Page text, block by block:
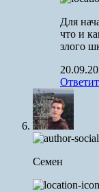
Для
что и
злого
Семен